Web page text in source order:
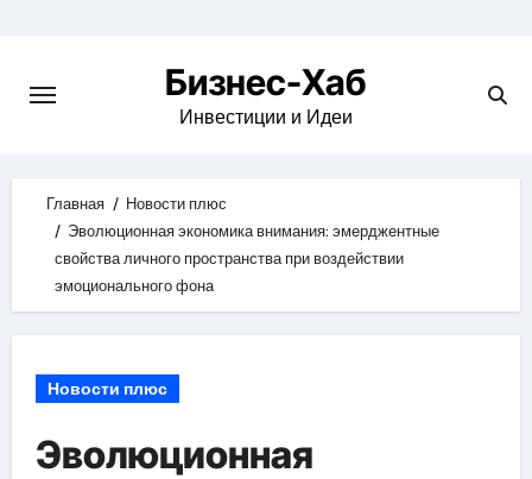
content
Бизнес-Хаб
Инвестиции и Идеи
Главная
Новости плюс
Эволюционная экономика внимания: эмерджентные
свойства личного пространства при воздействии
эмоционального фона
Новости плюс
Эволюционная